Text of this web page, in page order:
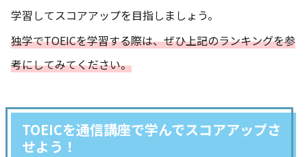
学習してスコアアップを目指しましょう。
独学でTOEICを学習する際は、ぜひ上記のランキングを参
考にしてみてください。
TOEICを通信講座で学んでスコアアップさ
せよう！